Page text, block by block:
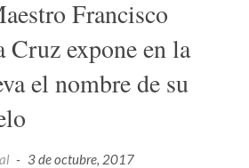
Francisco
Cruz expone en la
el nombre de su
- 3 de octubre, 2017